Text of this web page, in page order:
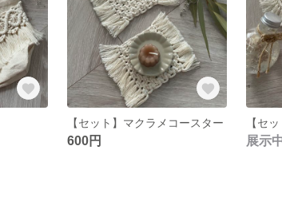
【セット】マクラメコースター
600円
【セ
展示